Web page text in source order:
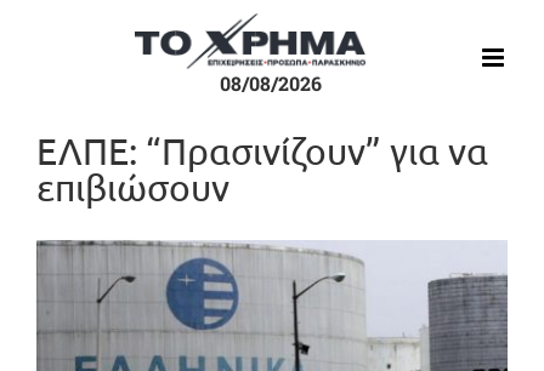
08/08/2026
ΕΛΠΕ: “Πρασινίζουν” για να
επιβιώσουν
Προβολή
μεγαλύτερης
εικόνας